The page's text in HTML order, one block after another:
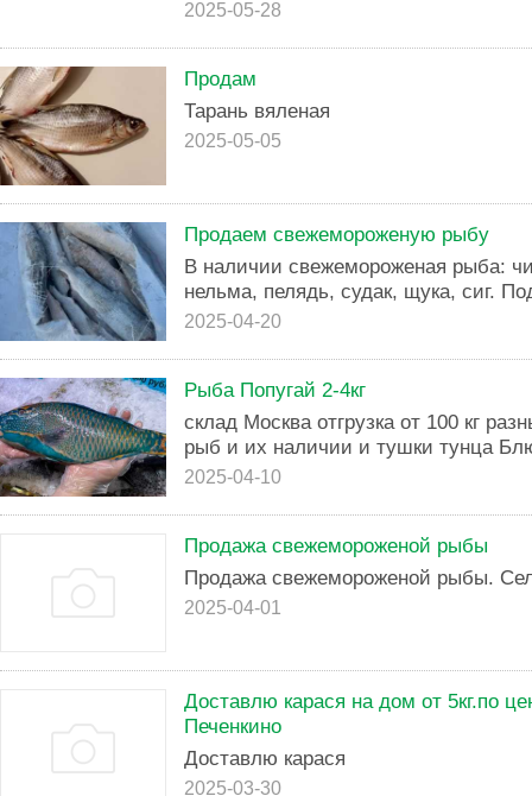
2025-05-28
Продам
Тарань вяленая
2025-05-05
Продаем свежемороженую рыбу
В наличии свежемороженая рыба:
нельма, пелядь, судак, щука, сиг.
2025-04-20
Рыба Попугай 2-4кг
склад Москва отгрузка от 100 кг
рыб и их наличии и тушки тунца
2025-04-10
Продажа свежемороженой рыбы
Продажа свежемороженой рыбы.
2025-04-01
Доставлю карася на дом от 5кг.по
Печенкино
Доставлю карася
2025-03-30